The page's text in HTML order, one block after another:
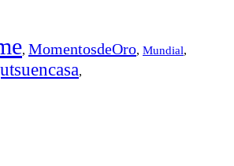
, MomentosdeOro, Mundial,
,